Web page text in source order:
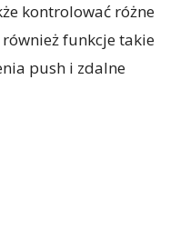
kontrolować różne
funkcje takie
push i zdalne